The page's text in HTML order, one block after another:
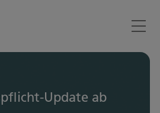
Update ab